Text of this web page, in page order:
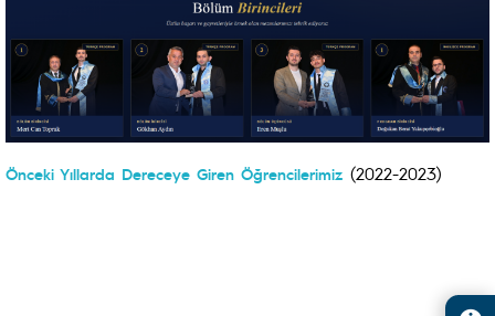
Önceki Yıllarda Dereceye Giren Öğrencilerimiz (2022-2023)